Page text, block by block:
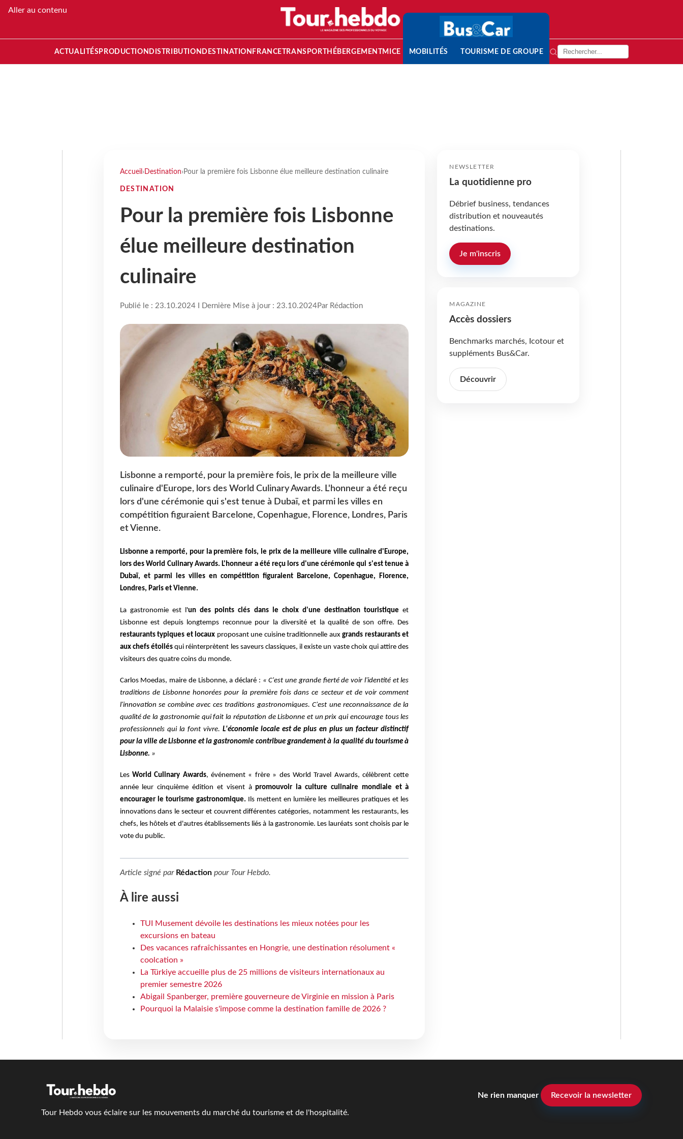
Aller au contenu
ACTUALITÉS PRODUCTION DISTRIBUTION DESTINATION FRANCETRANSPORT HÉBERGEMENTMICE MOBILITÉS TOURISME DE GROUPE
Accueil › Destination› Pour la première fois Lisbonne élue meilleure destination culinaire
DESTINATION
Pour la première fois Lisbonne
élue meilleure destination
culinaire
Publié le : 23.10.2024 I Dernière Mise à jour : 23.10.2024Par Rédaction
Lisbonne a remporté, pour la première fois, le prix de la meilleure ville
culinaire d'Europe, lors des World Culinary Awards. L'honneur a été reçu
lors d'une cérémonie qui s'est tenue à Dubaï, et parmi les villes en
compétition figuraient Barcelone, Copenhague, Florence, Londres, Paris
et Vienne.
Lisbonne a remporté, pour la première fois, le prix de la meilleure ville culinaire d'Europe,
lors des World Culinary Awards. L'honneur a été reçu lors d'une cérémonie qui s'est tenue à
Dubaï, et parmi les villes en compétition figuraient Barcelone, Copenhague, Florence,
Londres, Paris et Vienne.
La gastronomie est l'un des points clés dans le choix d'une destination touristique et
Lisbonne est depuis longtemps reconnue pour la diversité et la qualité de son offre. Des
restaurants typiques et locaux proposant une cuisine traditionnelle auxgrands restaurants et
aux chefs étoilésqui réinterprètent les saveurs classiques, il existe un vaste choix qui attire des
visiteurs des quatre coins du monde.
Carlos Moedas, maire de Lisbonne, a déclaré : « C'est une grande fierté de voir l'identité et les
traditions de Lisbonne honorées pour la première fois dans ce secteur et de voir comment
l'innovation se combine avec ces traditions gastronomiques. C'est une reconnaissance de la
qualité de la gastronomie qui fait la réputation de Lisbonne et un prix qui encourage tous les
professionnels qui la font vivre. L'économie locale est de plus en plus un facteur distinctif
pour la ville de Lisbonne et la gastronomie contribue grandement à la qualité du tourisme à
Lisbonne. »
Les World Culinary Awards, événement « frère » des World Travel Awards, célèbrent cette
année leur cinquième édition et visent àpromouvoir la culture culinaire mondiale et à
encourager le tourisme gastronomique. Ils mettent en lumière les meilleures pratiques et les
innovations dans le secteur et couvrent différentes catégories, notamment les restaurants, les
chefs, les hôtels et d'autres établissements liés à la gastronomie. Les lauréats sont choisis par le
vote du public.
Article signé par Rédactionpour Tour Hebdo.
À lire aussi
TUI Musement dévoile les destinations les mieux notées pour les
excursions en bateau
Des vacances rafraîchissantes en Hongrie, une destination résolument «
coolcation »
La Türkiye accueille plus de 25 millions de visiteurs internationaux au
premier semestre 2026
Abigail Spanberger, première gouverneure de Virginie en mission à Paris
Pourquoi la Malaisie s'impose comme la destination famille de 2026 ?
NEWSLETTER
La quotidienne pro
Débrief business, tendances
distribution et nouveautés
destinations.
Je m'inscris
MAGAZINE
Accès dossiers
Benchmarks marchés, Icotour et
suppléments Bus&Car.
Découvrir
Tour Hebdo vous éclaire sur les mouvements du marché du tourisme et de l'hospitalité.
Ne rien manquer Recevoir la newsletter